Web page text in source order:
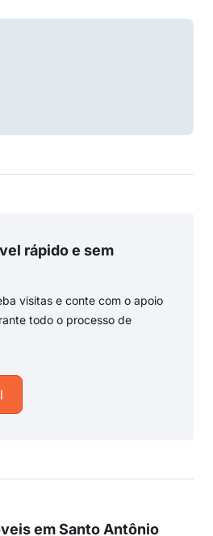
rápido e sem
visitas e conte com o apoio
todo o processo de
em Santo Antônio